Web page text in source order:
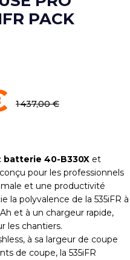
PACK
1 437,00 €
batterie 40-B330X et
pour les professionnels
et une productivité
la polyvalence de la 535iFR à
et à un chargeur rapide,
les chantiers.
à sa largeur de coupe
de coupe, la 535iFR